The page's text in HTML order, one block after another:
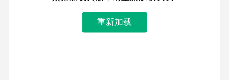
重新加载